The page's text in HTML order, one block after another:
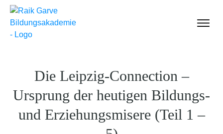
Die Leipzig-Connection –
Ursprung der heutigen Bildungs-
und Erziehungsmisere (Teil 1 –